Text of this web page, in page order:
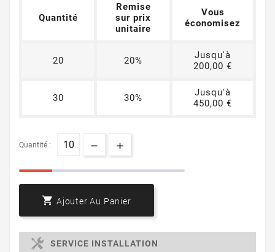
Quantité
Remise
sur prix
unitaire
Vous
économisez
20 20%
Jusqu'à
200,00 €
30 30%
Jusqu'à
450,00 €
Quantité :
 Ajouter Au Panier
SERVICE INSTALLATION